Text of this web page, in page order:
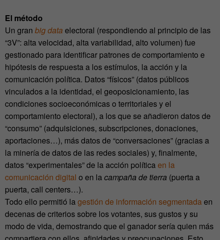
El método
Un gran big data electoral (respondiendo al principio de las
“3V”: alta velocidad, alta variabilidad, alto volumen) fue
gestionado para identificar patrones de comportamiento e
hipótesis de respuesta a los estímulos, la acción y la
comunicación política. Datos “físicos” (datos públicos
vinculados a la identidad, el geoposicionamiento, las
condiciones socioeconómicas o territoriales y el
comportamiento electoral), a los que se añadieron datos de
“consumo” (adquisiciones, subscripciones, donaciones,
aportaciones…), más datos de “conversaciones” (gracias a
la minería de datos de las redes sociales) y, finalmente,
datos “experimentales” de la acción políticaen la
comunicación digital o en lacampaña de tierra (puerta a
puerta, call centers…).
Todo ello permitió lagestión de información segmentadaen
decenas de criterios sobre los votantes, sus gustos y su
modo de vida, demostrando que el ganador sería quien más